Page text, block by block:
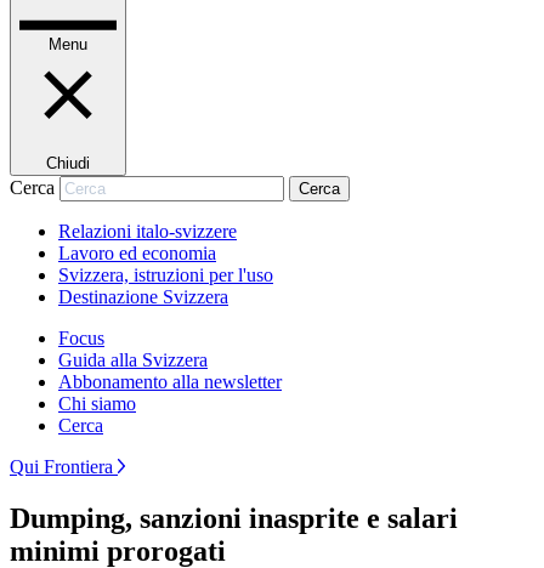
Menu
Chiudi
Cerca Cerca
Relazioni italo-svizzere
Lavoro ed economia
Svizzera, istruzioni per l'uso
Destinazione Svizzera
Focus
Guida alla Svizzera
Abbonamento alla newsletter
Chi siamo
Cerca
Qui Frontiera
Dumping, sanzioni inasprite e salari
minimi prorogati